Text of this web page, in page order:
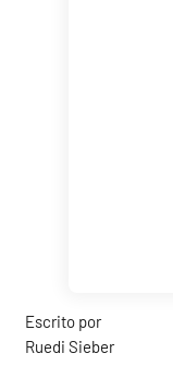
Escrito por
Ruedi Sieber